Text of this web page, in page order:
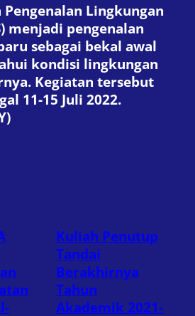
Pengenalan Lingkungan
menjadi pengenalan
sebagai bekal awal
kondisi lingkungan
Kegiatan tersebut
11-15 Juli 2022.
Kuliah Penutup
Tandai
Berakhirnya
Tahun
Akademik 2021-